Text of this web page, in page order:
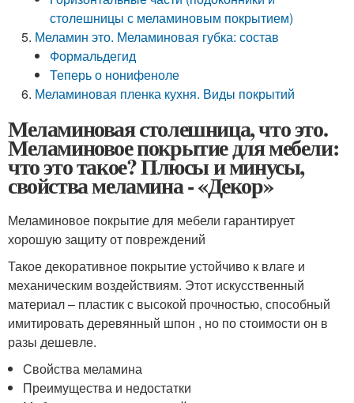
столешницы с меламиновым покрытием)
Меламин это. Меламиновая губка: состав
Формальдегид
Теперь о нонифеноле
Меламиновая пленка кухня. Виды покрытий
Меламиновая столешница, что это.
Меламиновое покрытие для мебели:
что это такое? Плюсы и минусы,
свойства меламина - «Декор»
Меламиновое покрытие для мебели гарантирует
хорошую защиту от повреждений
Такое декоративное покрытие устойчиво к влаге и
механическим воздействиям. Этот искусственный
материал – пластик с высокой прочностью, способный
имитировать деревянный шпон , но по стоимости он в
разы дешевле.
Свойства меламина
Преимущества и недостатки